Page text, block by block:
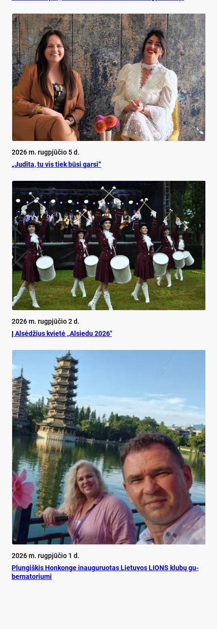
2026 m. rugpjūčio 5 d.
„Judita, tu vis tiek būsi garsi“
2026 m. rugpjūčio 2 d.
Į Alsėdžius kvietė ,,Alsiedu 2026″
2026 m. rugpjūčio 1 d.
Plun­giš­kis Hon­kon­ge inau­gu­ruo­tas Lie­tu­vos LIONS klu­bų gu­
ber­na­to­riu­mi